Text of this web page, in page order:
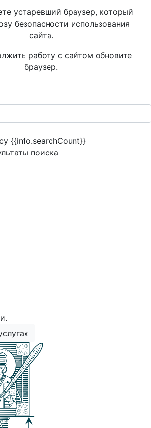
устаревший браузер, который
безопасности использования
сайта.
работу с сайтом обновите
браузер.
{{info.searchCount}}
поиска